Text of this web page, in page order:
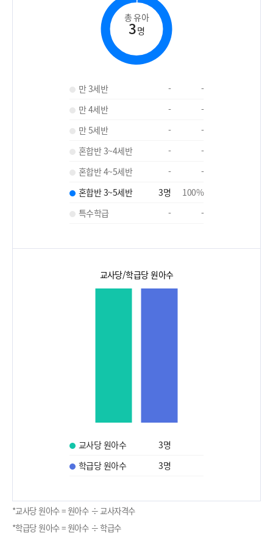
총 유아
3명
만 3세반 -
-
만 4세반
-
-
만 5세반
-
-
혼합반 3~4세반
-
-
혼합반 4~5세반
-
-
혼합반 3~5세반
3명 100%
특수학급
- -
교사당/학급당 원아수
교사당 원아수 3명
학급당 원아수
3명
*교사당 원아수 = 원아수 ÷ 교사자격수
*학급당 원아수 = 원아수 ÷ 학급수